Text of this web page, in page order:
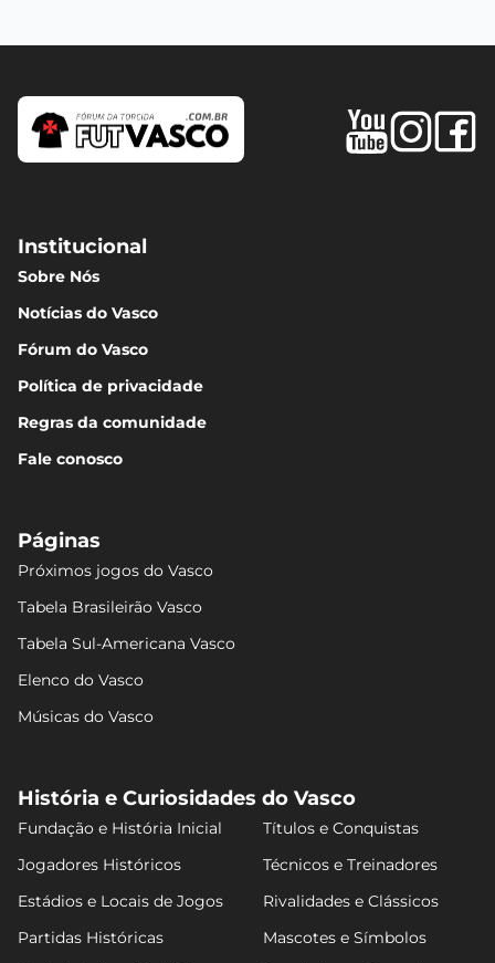
Institucional
Sobre Nós
Notícias do Vasco
Fórum do Vasco
Política de privacidade
Regras da comunidade
Fale conosco
Páginas
Próximos jogos do Vasco
Tabela Brasileirão Vasco
Tabela Sul-Americana Vasco
Elenco do Vasco
Músicas do Vasco
História e Curiosidades do Vasco
Fundação e História Inicial
Títulos e Conquistas
Jogadores Históricos
Técnicos e Treinadores
Estádios e Locais de Jogos
Rivalidades e Clássicos
Partidas Históricas
Mascotes e Símbolos